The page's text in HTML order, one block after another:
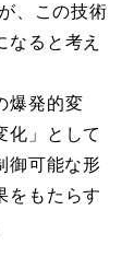
、この技術
なると考え
爆発的変
化」として
御可能な形
をもたらす